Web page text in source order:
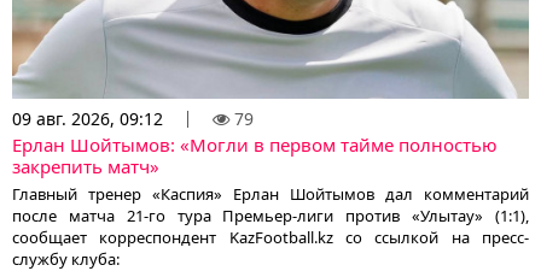
09 авг. 2026, 09:12 79
Ерлан Шойтымов: «Могли в первом тайме полностью
закрепить матч»
Главный тренер «Каспия» Ерлан Шойтымов дал комментарий
после матча 21-го тура Премьер-лиги против «Улытау» (1:1),
сообщает корреспондент KazFootball.kz со ссылкой на пресс-
службу клуба: